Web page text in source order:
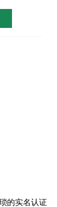
的实名认证